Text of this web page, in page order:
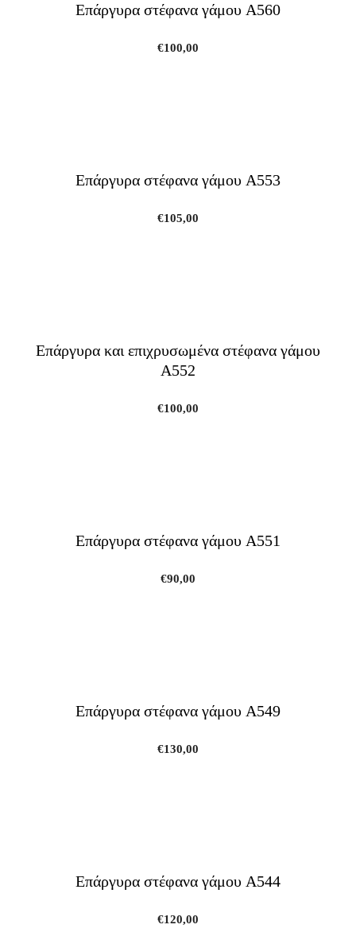
Επάργυρα στέφανα γάμου A560
€100,00
Επάργυρα στέφανα γάμου A553
€105,00
Επάργυρα και επιχρυσωμένα στέφανα γάμου
A552
€100,00
Επάργυρα στέφανα γάμου A551
€90,00
Επάργυρα στέφανα γάμου A549
€130,00
Επάργυρα στέφανα γάμου A544
€120,00